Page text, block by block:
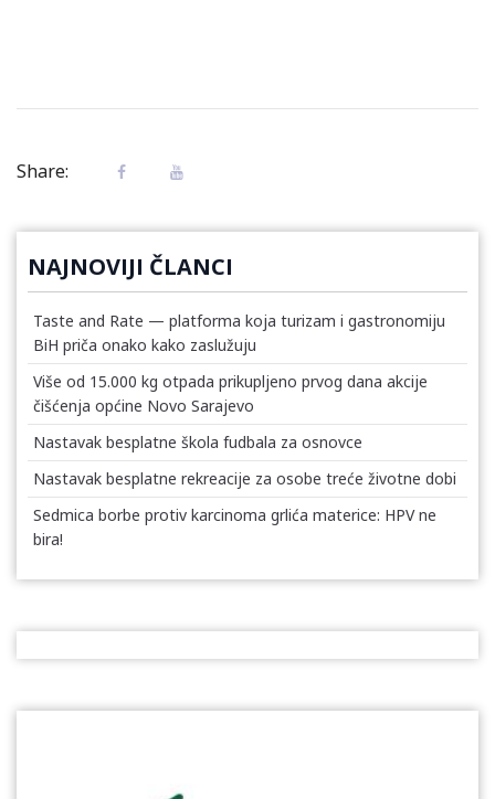
Share:
NAJNOVIJI ČLANCI
Taste and Rate — platforma koja turizam i gastronomiju
BiH priča onako kako zaslužuju
Više od 15.000 kg otpada prikupljeno prvog dana akcije
čišćenja općine Novo Sarajevo
Nastavak besplatne škola fudbala za osnovce
Nastavak besplatne rekreacije za osobe treće životne dobi
Sedmica borbe protiv karcinoma grlića materice: HPV ne
bira!